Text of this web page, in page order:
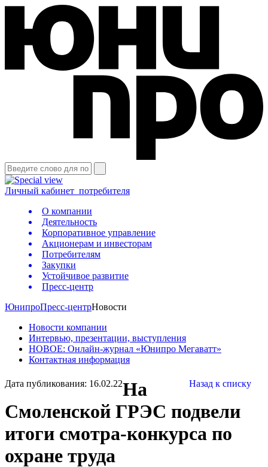
Личный кабинет потребителя
О компании
Деятельность
Корпоративное управление
Акционерам и инвесторам
Потребителям
Закупки
Устойчивое развитие
Пресс-центр
ЮнипроПресс-центрНовости
Новости компании
Интервью, презентации, выступления
НОВОЕ: Онлайн-журнал «Юнипро Мегаватт»
Контактная информация
Дата публикования: 16.02.22 Назад к списку
На
Смоленской ГРЭС подвели
итоги смотра-конкурса по
охране труда